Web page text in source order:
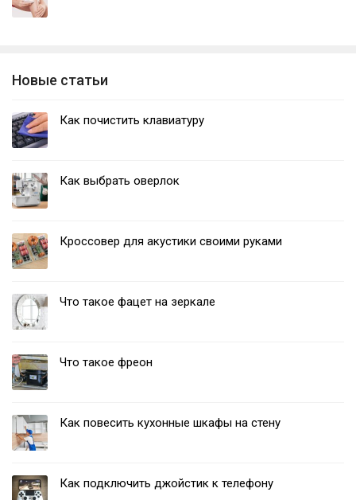
Новые статьи
Как почистить клавиатуру
Как выбрать оверлок
Кроссовер для акустики своими руками
Что такое фацет на зеркале
Что такое фреон
Как повесить кухонные шкафы на стену
Как подключить джойстик к телефону